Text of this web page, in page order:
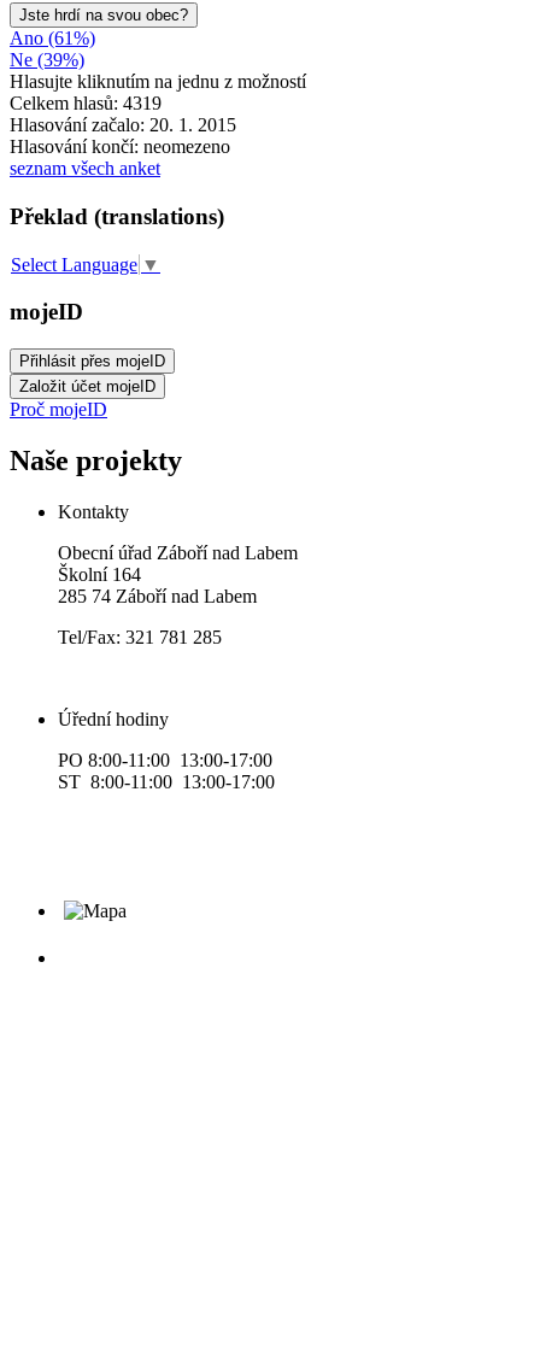
Jste hrdí na svou obec?
Ano (61%)
Ne (39%)
Hlasujte kliknutím na jednu z možností
Celkem hlasů: 4319
Hlasování začalo: 20. 1. 2015
Hlasování končí: neomezeno
seznam všech anket
Překlad (translations)
Select Language ▼
mojeID
Proč mojeID
Naše projekty
Kontakty
Obecní úřad Záboří nad Labem
Školní 164
285 74 Záboří nad Labem
Tel/Fax: 321 781 285
Úřední hodiny
PO 8:00-11:00 13:00-17:00
ST 8:00-11:00 13:00-17:00